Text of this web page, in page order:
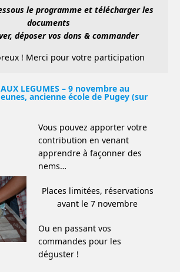
le programme et télécharger les
documents
déposer vos dons & commander
! Merci pour votre participation
AUX LEGUMES – 9 novembre au
ancienne école de Pugey (sur
Vous pouvez apporter votre
contribution en venant
apprendre à façonner des
nems…
Places limitées, réservations
avant le 7 novembre
Ou en passant vos
commandes pour les
déguster !